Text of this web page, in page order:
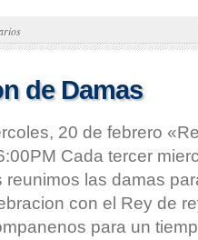
de Damas
20 de febrero
Cada tercer
reunimos las damas
con el Rey de
para un